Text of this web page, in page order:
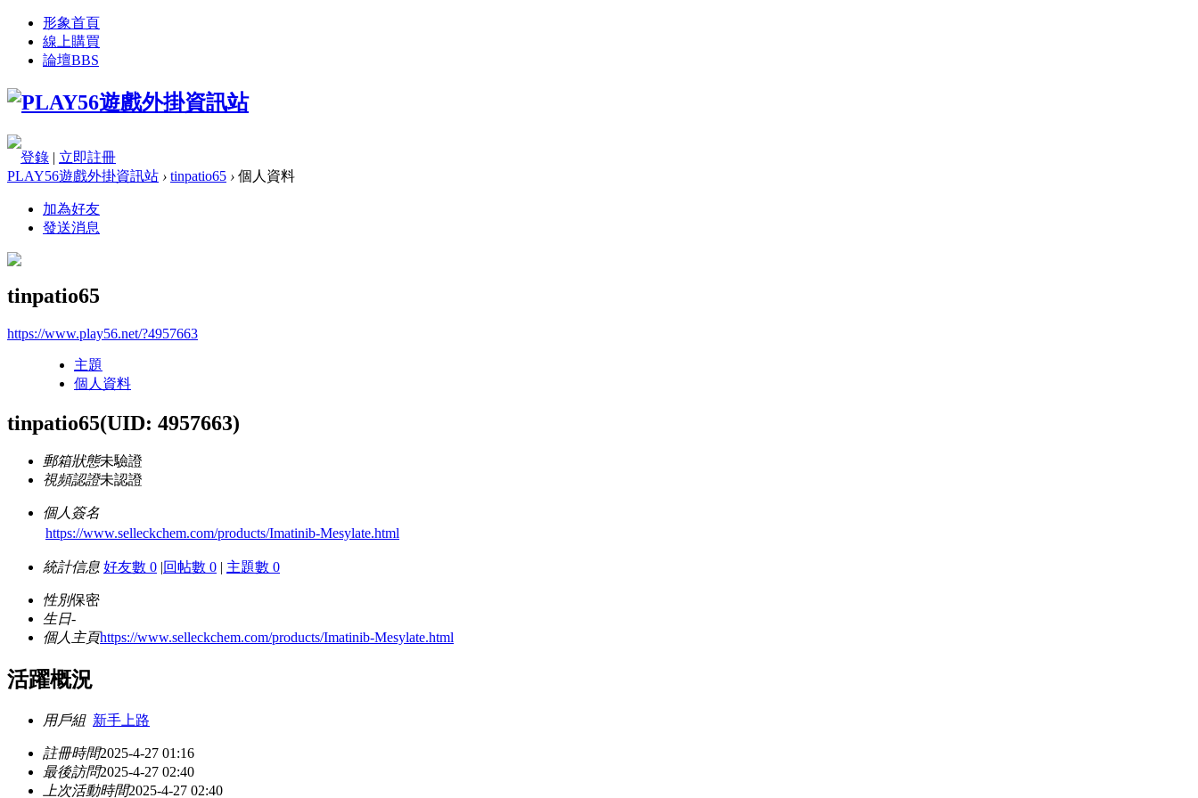
形象首頁
線上購買
論壇BBS
登錄 | 立即註冊
PLAY56遊戲外掛資訊站 › tinpatio65 › 個人資料
加為好友
發送消息
tinpatio65
https://www.play56.net/?4957663
主題
個人資料
tinpatio65(UID: 4957663)
郵箱狀態未驗證
視頻認證未認證
個人簽名
https://www.selleckchem.com/products/Imatinib-Mesylate.html
統計信息 好友數 0 |回帖數 0 | 主題數 0
性別保密
生日-
個人主頁https://www.selleckchem.com/products/Imatinib-Mesylate.html
活躍概況
用戶組 新手上路
註冊時間2025-4-27 01:16
最後訪問2025-4-27 02:40
上次活動時間2025-4-27 02:40